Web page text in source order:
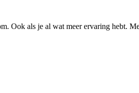
Ook als je al wat meer ervaring hebt.